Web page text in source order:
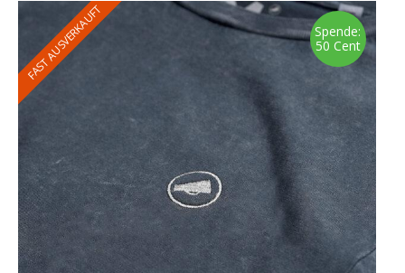
Varianten
auf.
Die
Optionen
können
auf
der
Produktseite
gewählt
werden
Spende:
50 Cent
FAST AUSVERKAUFT